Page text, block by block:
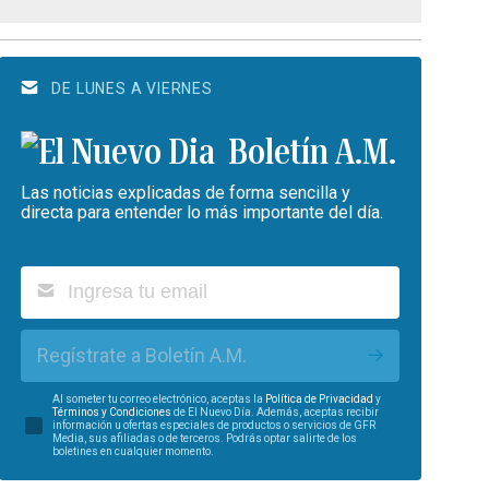
DE LUNES A VIERNES
Boletín A.M.
Las noticias explicadas de forma sencilla y
directa para entender lo más importante del día.
Regístrate a Boletín A.M.
Al someter tu correo electrónico, aceptas la Política de Privacidad y
Términos y Condiciones de El Nuevo Día. Además, aceptas recibir
información u ofertas especiales de productos o servicios de GFR
Media, sus afiliadas o de terceros. Podrás optar salirte de los
boletines en cualquier momento.